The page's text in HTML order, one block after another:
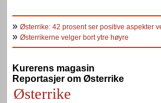
» Østerrike: 42 prosent ser positive aspekter
» Østerrikerne velger bort ytre høyre
Kurerens magasin
Reportasjer om Østerrike
Østerrike